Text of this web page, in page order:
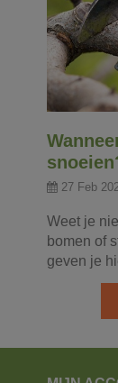
27 Feb
Weet je
bomen of
geven je